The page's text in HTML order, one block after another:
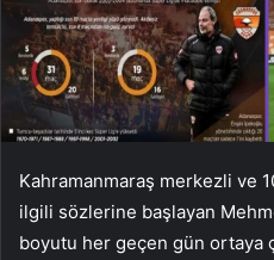
Kahramanmaraş merkezli ve
ilgili sözlerine başlayan
boyutu her geçen gün ortaya